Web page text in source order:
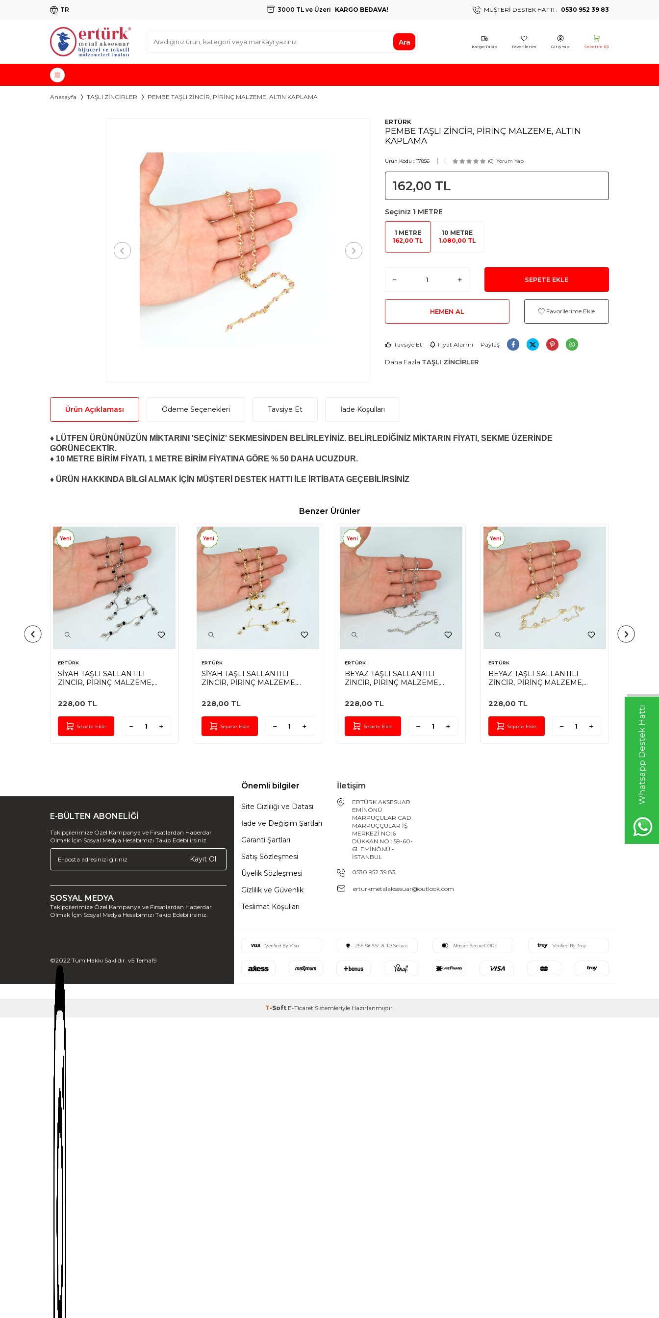
Whatsapp Destek Hattı
TR 3000 TL ve Üzeri KARGO BEDAVA! MÜŞTERI DESTEK HATTI : 0530 952 39 83
Ara
Kargo Takip Favorilerim Giriş Yap Sepetim (0)
Anasayfa TAŞLI ZİNCİRLER PEMBE TAŞLI ZİNCİR, PİRİNÇ MALZEME, ALTIN KAPLAMA
ERTÜRK
PEMBE TAŞLI ZİNCİR, PİRİNÇ MALZEME, ALTIN
KAPLAMA
Ürün Kodu :T7856 (0) Yorum Yap
162,00 TL
Seçiniz 1 METRE
1 METRE
162,00 TL
10 METRE
1.080,00 TL
SEPETE EKLE
HEMEN AL Favorilerime Ekle
Tavsiye Et Fiyat Alarmı Paylaş
Daha Fazla TAŞLI ZİNCİRLER
Ürün Açıklaması Ödeme Seçenekleri Tavsiye Et İade Koşulları
♦ LÜTFEN ÜRÜNÜNÜZÜN MİKTARINI 'SEÇİNİZ' SEKMESİNDEN BELİRLEYİNİZ. BELİRLEDİĞİNİZ MİKTARIN FİYATI, SEKME ÜZERİNDE
GÖRÜNECEKTİR.
♦ 10 METRE BİRİM FİYATI, 1 METRE BİRİM FİYATINA GÖRE % 50 DAHA UCUZDUR.
♦ ÜRÜN HAKKINDA BİLGİ ALMAK İÇİN MÜŞTERİ DESTEK HATTI İLE İRTİBATA GEÇEBİLİRSİNİZ
Benzer Ürünler
Yeni
ERTÜRK
SİYAH TAŞLI SALLANTILI
ZİNCİR, PİRİNÇ MALZEME,
228,00 TL
Sepete Ekle
Yeni
ERTÜRK
SİYAH TAŞLI SALLANTILI
ZİNCİR, PİRİNÇ MALZEME,
228,00 TL
Sepete Ekle
Yeni
ERTÜRK
BEYAZ TAŞLI SALLANTILI
ZİNCİR, PİRİNÇ MALZEME,
228,00 TL
Sepete Ekle
Yeni
ERTÜRK
BEYAZ TAŞLI SALLANTILI
ZİNCİR, PİRİNÇ MALZEME,
228,00 TL
Sepete Ekle
162,00
E-BÜLTEN ABONELİĞİ
Takipçilerimize Özel Kampanya ve Fırsatlardan Haberdar
Olmak İçin Sosyal Medya Hesabımızı Takip Edebilirsiniz.
Kayıt Ol
SOSYAL MEDYA
Takipçilerimize Özel Kampanya ve Fırsatlardan Haberdar
Olmak İçin Sosyal Medya Hesabımızı Takip Edebilirsiniz.
©2022 Tüm Hakkı Saklıdır. v5 Tema19
Önemli bilgiler
Site Gizliliği ve Datası
İade ve Değişim Şartları
Garanti Şartları
Satış Sözleşmesi
Üyelik Sözleşmesi
Gizlilik ve Güvenlik
Teslimat Koşulları
İletişim
ERTÜRK AKSESUAR
EMİNÖNÜ
MARPUÇULAR CAD.
MARPUÇÇULAR İŞ
MERKEZİ NO:6
DÜKKAN NO : 59-60-
61. EMİNÖNÜ -
İSTANBUL
0530 952 39 83
erturkmetalaksesuar@outlook.com
T-Soft E-Ticaret Sistemleriyle Hazırlanmıştır.